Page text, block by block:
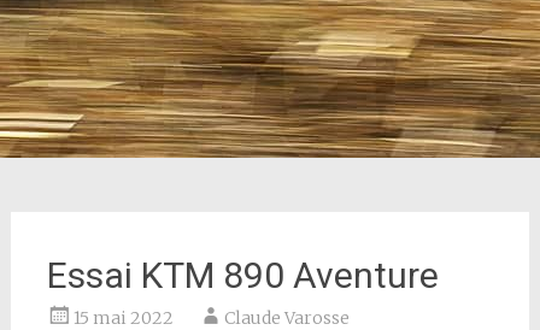
Essai KTM 890 Aventure
15 mai 2022 Claude Varosse